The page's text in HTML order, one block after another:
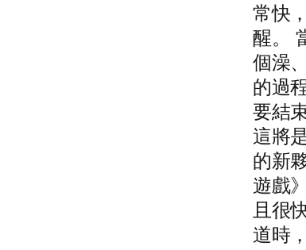
常快
醒。
個澡
的過
要結
這將
的新
遊戲
且很
道時